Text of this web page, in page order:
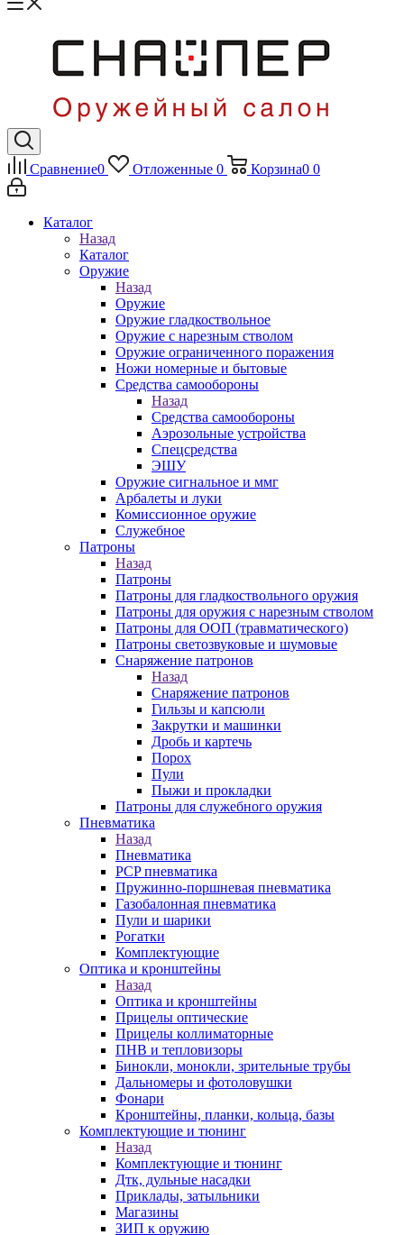
Сравнение0 Отложенные 0 Корзина0 0
Каталог
Назад
Каталог
Оружие
Назад
Оружие
Оружие гладкоствольное
Оружие с нарезным стволом
Оружие ограниченного поражения
Ножи номерные и бытовые
Средства самообороны
Назад
Средства самообороны
Аэрозольные устройства
Спецсредства
ЭШУ
Оружие сигнальное и ммг
Арбалеты и луки
Комиссионное оружие
Служебное
Патроны
Назад
Патроны
Патроны для гладкоствольного оружия
Патроны для оружия с нарезным стволом
Патроны для ООП (травматического)
Патроны светозвуковые и шумовые
Снаряжение патронов
Назад
Снаряжение патронов
Гильзы и капсюли
Закрутки и машинки
Дробь и картечь
Порох
Пули
Пыжи и прокладки
Патроны для служебного оружия
Пневматика
Назад
Пневматика
PCP пневматика
Пружинно-поршневая пневматика
Газобалонная пневматика
Пули и шарики
Рогатки
Комплектующие
Оптика и кронштейны
Назад
Оптика и кронштейны
Прицелы оптические
Прицелы коллиматорные
ПНВ и тепловизоры
Бинокли, монокли, зрительные трубы
Дальномеры и фотоловушки
Фонари
Кронштейны, планки, кольца, базы
Комплектующие и тюнинг
Назад
Комплектующие и тюнинг
Дтк, дульные насадки
Приклады, затыльники
Магазины
ЗИП к оружию